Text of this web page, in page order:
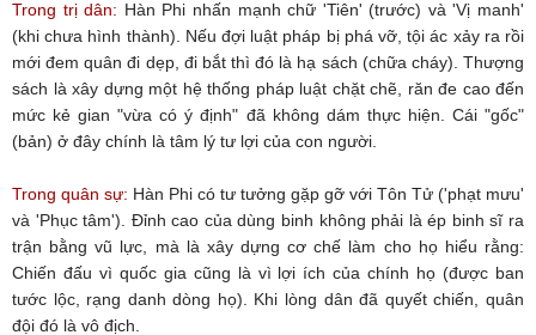
Trong trị dân: Hàn Phi nhấn mạnh chữ 'Tiên' (trước) và 'Vị manh'
(khi chưa hình thành). Nếu đợi luật pháp bị phá vỡ, tội ác xảy ra rồi
mới đem quân đi dẹp, đi bắt thì đó là hạ sách (chữa cháy). Thượng
sách là xây dựng một hệ thống pháp luật chặt chẽ, răn đe cao đến
mức kẻ gian "vừa có ý định" đã không dám thực hiện. Cái "gốc"
(bản) ở đây chính là tâm lý tư lợi của con người.
Trong quân sự: Hàn Phi có tư tưởng gặp gỡ với Tôn Tử ('phạt mưu'
và 'Phục tâm'). Đỉnh cao của dùng binh không phải là ép binh sĩ ra
trận bằng vũ lực, mà là xây dựng cơ chế làm cho họ hiểu rằng:
Chiến đấu vì quốc gia cũng là vì lợi ích của chính họ (được ban
tước lộc, rạng danh dòng họ). Khi lòng dân đã quyết chiến, quân
đội đó là vô địch.